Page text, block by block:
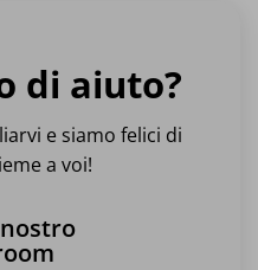
di aiuto?
e siamo felici di
a voi!